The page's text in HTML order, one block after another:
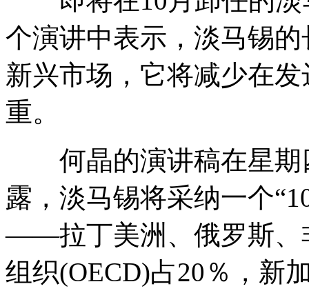
个演讲中表示，淡马锡
新兴市场，它将减少在
重。
何晶的演讲稿在星期
露，淡马锡将采纳一个
——拉丁美洲、俄罗斯、
组织(OECD)占20％，新